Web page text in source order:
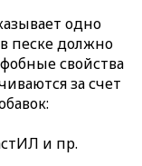
одно
песке должно
свойства
за счет
и пр.